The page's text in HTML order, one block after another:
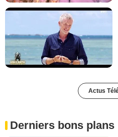
Actus
Derniers bons plans